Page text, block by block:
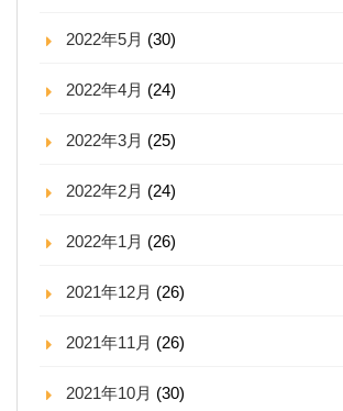
2022年5月 (30)
2022年4月 (24)
2022年3月 (25)
2022年2月 (24)
2022年1月 (26)
2021年12月 (26)
2021年11月 (26)
2021年10月 (30)